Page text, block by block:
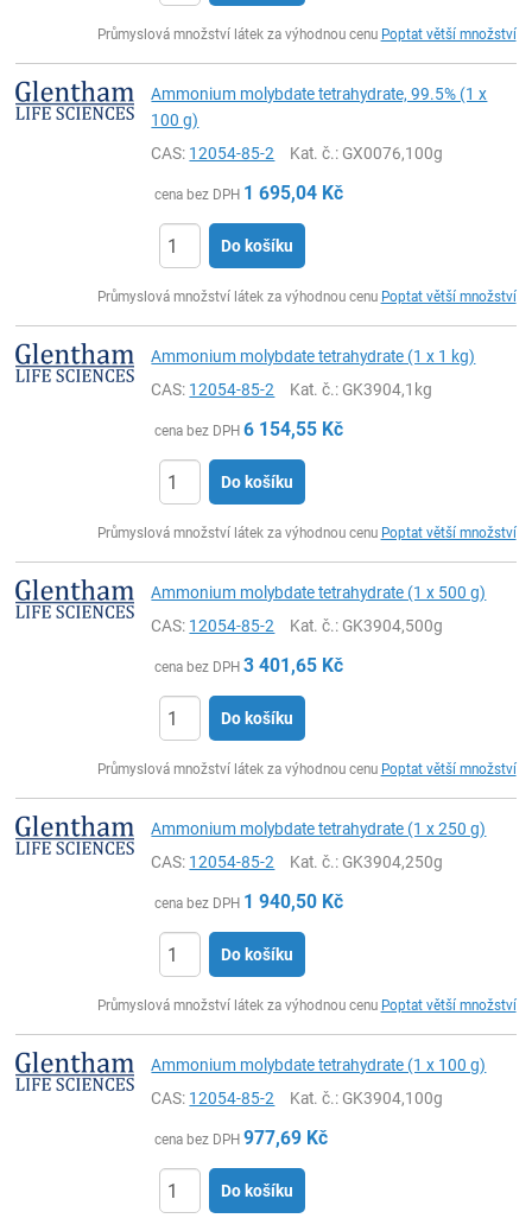
Průmyslová množství látek za výhodnou cenu Poptat větší množství
Ammonium molybdate tetrahydrate, 99.5% (1 x
100 g)
CAS: 12054-85-2 Kat. č.: GX0076,100g
cena bez DPH 1 695,04 Kč
Do košíku
Průmyslová množství látek za výhodnou cenu Poptat větší množství
Ammonium molybdate tetrahydrate (1 x 1 kg)
CAS: 12054-85-2 Kat. č.: GK3904,1kg
cena bez DPH 6 154,55 Kč
Do košíku
Průmyslová množství látek za výhodnou cenu Poptat větší množství
Ammonium molybdate tetrahydrate (1 x 500 g)
CAS: 12054-85-2 Kat. č.: GK3904,500g
cena bez DPH 3 401,65 Kč
Do košíku
Průmyslová množství látek za výhodnou cenu Poptat větší množství
Ammonium molybdate tetrahydrate (1 x 250 g)
CAS: 12054-85-2 Kat. č.: GK3904,250g
cena bez DPH 1 940,50 Kč
Do košíku
Průmyslová množství látek za výhodnou cenu Poptat větší množství
Ammonium molybdate tetrahydrate (1 x 100 g)
CAS: 12054-85-2 Kat. č.: GK3904,100g
cena bez DPH 977,69 Kč
Do košíku